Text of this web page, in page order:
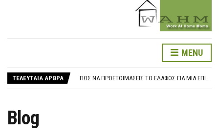
MENU
ΤΕΛΕΥΤΑΊΑ ΆΡΘΡΑ
ΤΗΛΕΡΓΑΣΊΑ ΣΕ ΚΑΙΡΟΎΣ ΠΑΝΔΗΜΊΑΣ
ΠΏΣ ΝΑ ΠΡΟΕΤΟΙΜΆΣΕΙΣ ΤΟ ΈΔΑΦΟΣ ΓΙΑ ΜΙΑ ΕΠΙΤΥΧΗΜΈΝΗ ΕΤΑΙΡΙΚΉ ΤΗΛΕΔΙΆΣΚΕΨΗ
Blog